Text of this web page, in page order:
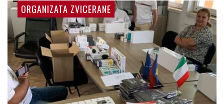
ORGANIZATA ZVICERANE